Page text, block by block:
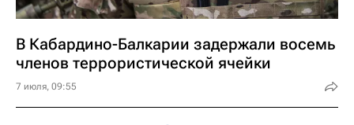
В Кабардино-Балкарии задержали восемь
членов террористической ячейки
7 июля, 09:55